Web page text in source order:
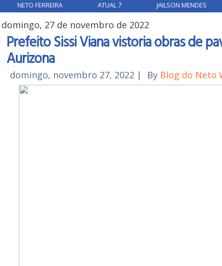
NETO FERREIRA ATUAL 7 JAILSON MENDES
domingo, 27 de novembro de 2022
Prefeito Sissi Viana vistoria obras de
Aurizona
domingo, novembro 27, 2022 | By Blog do Neto